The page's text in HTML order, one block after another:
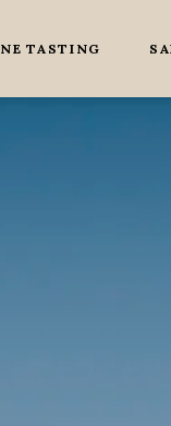
TASTING